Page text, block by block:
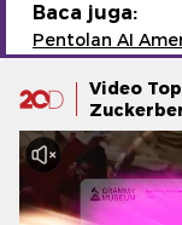
Baca juga:
Pentolan AI
Video